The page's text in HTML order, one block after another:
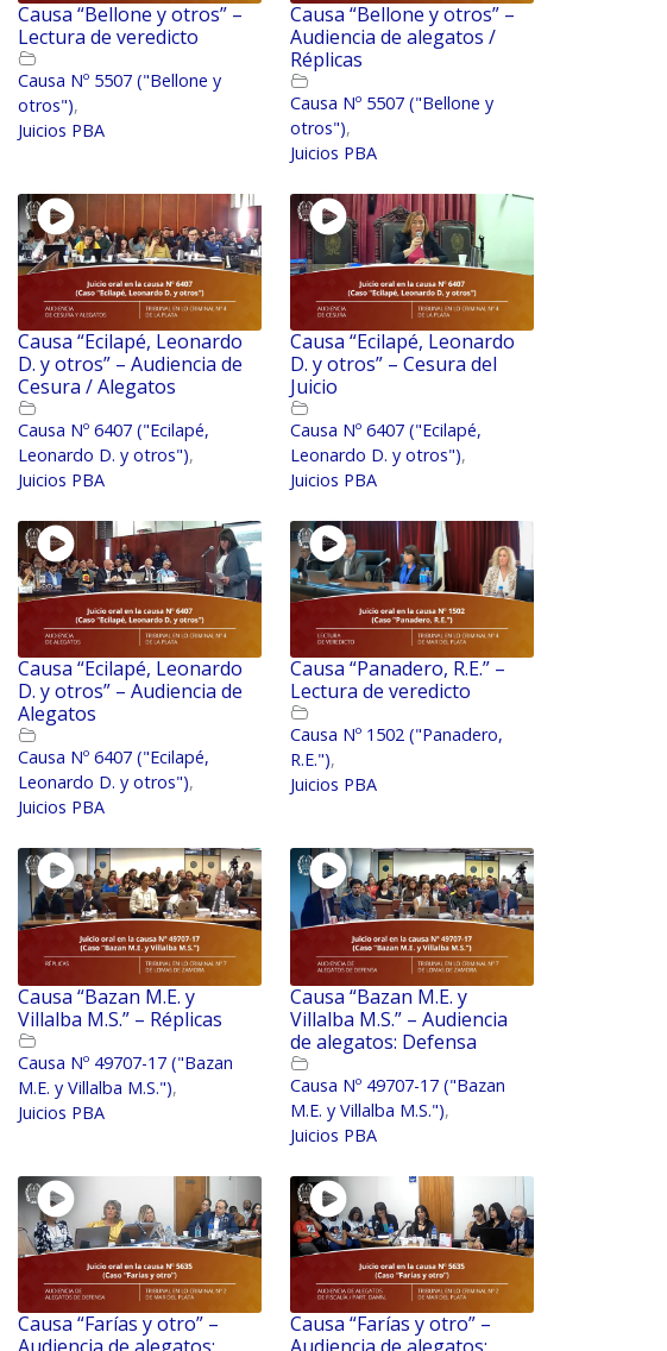
Causa “Bellone y otros” –
Lectura de veredicto
Causa Nº 5507 ("Bellone y
otros"),
Juicios PBA
Causa “Bellone y otros” –
Audiencia de alegatos /
Réplicas
Causa Nº 5507 ("Bellone y
otros"),
Juicios PBA
Causa “Ecilapé, Leonardo
D. y otros” – Audiencia de
Cesura / Alegatos
Causa Nº 6407 ("Ecilapé,
Leonardo D. y otros"),
Juicios PBA
Causa “Ecilapé, Leonardo
D. y otros” – Cesura del
Juicio
Causa Nº 6407 ("Ecilapé,
Leonardo D. y otros"),
Juicios PBA
Causa “Ecilapé, Leonardo
D. y otros” – Audiencia de
Alegatos
Causa Nº 6407 ("Ecilapé,
Leonardo D. y otros"),
Juicios PBA
Causa “Panadero, R.E.” –
Lectura de veredicto
Causa Nº 1502 ("Panadero,
R.E."),
Juicios PBA
Causa “Bazan M.E. y
Villalba M.S.” – Réplicas
Causa Nº 49707-17 ("Bazan
M.E. y Villalba M.S."),
Juicios PBA
Causa “Bazan M.E. y
Villalba M.S.” – Audiencia
de alegatos: Defensa
Causa Nº 49707-17 ("Bazan
M.E. y Villalba M.S."),
Juicios PBA
Causa “Farías y otro” –
Causa “Farías y otro” –